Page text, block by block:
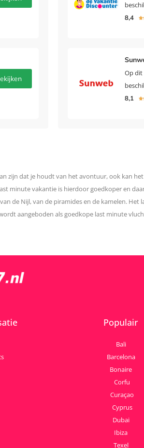
8,4 
Op dit
8,1 
zijn dat je houdt van het avontuur, ook kan
minute vakantie is hierdoor goedkoper en
de Nijl, van de piramides en de kamelen.
aangeboden als goedkope last minute
Populair
Bali
Barcelona
Bonaire
Corfu
Curaçao
Cyprus
Dubai
Ibiza
Texel